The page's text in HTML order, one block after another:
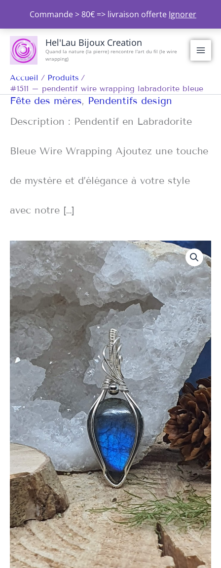
Commande > 80€ => livraison offerte Ignorer
contenu
Hel'Lau Bijoux Creation
Quand la nature (la pierre) rencontre l'art du fil (le wire
wrapping)
Accueil
Produits
#1511 – pendentif wire wrapping labradorite bleue
Fête des mères, Pendentifs design
Description : Pendentif en Labradorite
Bleue Wire Wrapping Ajoutez une touche
de mystère et d’élégance à votre style
avec notre […]